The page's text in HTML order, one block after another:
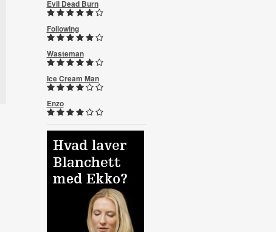
Evil Dead Burn
Following
Wasteman
Ice Cream Man
Enzo